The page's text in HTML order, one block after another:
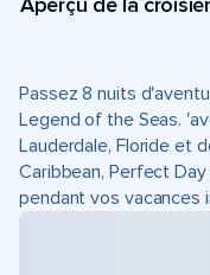
Passez 8 nuits
Legend of the Seas.
Lauderdale, Floride et
Caribbean, Perfect
pendant vos vacances